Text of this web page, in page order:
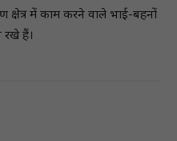
क्षेत्र में काम करने वाले भाई-बहनों
रखे हैं।